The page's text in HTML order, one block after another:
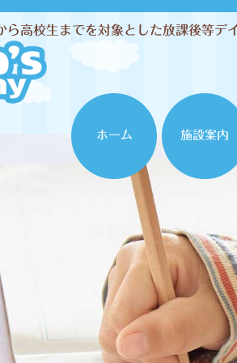
ら高校生までを対象とした放課後等デ
ホーム 施設案内